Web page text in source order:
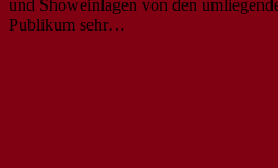
und Showeinlagen von den
Publikum sehr…